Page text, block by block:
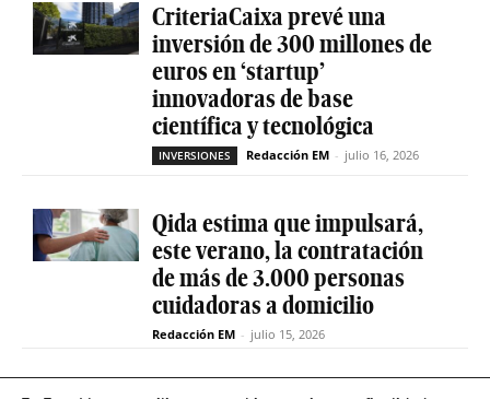
CriteriaCaixa prevé una
inversión de 300 millones de
euros en ‘startup’
innovadoras de base
científica y tecnológica
INVERSIONES Redacción EM - julio 16, 2026
Qida estima que impulsará,
este verano, la contratación
de más de 3.000 personas
cuidadoras a domicilio
Redacción EM - julio 15, 2026